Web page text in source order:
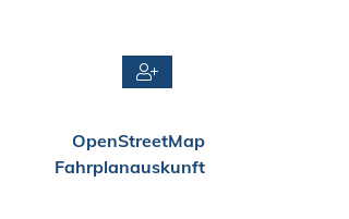
OpenStreetMap
Fahrplanauskunft